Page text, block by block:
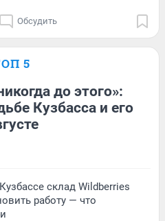
Обсудить
5
до этого»:
Кузбасса и его
склад Wildberries
работу — что